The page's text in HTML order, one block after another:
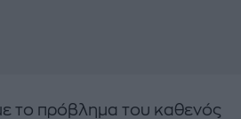
το πρόβλημα του καθενός